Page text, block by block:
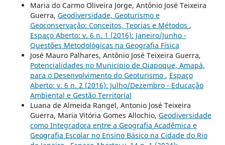
Maria do Carmo Oliveira Jorge, Antônio José Teixeira
Guerra, Geodiversidade, Geoturismo e
Geoconservação: Conceitos, Teorias e Métodos ,
Espaço Aberto: v. 6 n. 1 (2016): Janeiro/Junho -
Questões Metodológicas na Geografia Física
José Mauro Palhares, Antônio José Teixeira Guerra,
Potencialidades no Município de Oiapoque, Amapá,
para o Desenvolvimento do Geoturismo , Espaço
Aberto: v. 6 n. 2 (2016): Julho/Dezembro - Educação
Ambiental e Gestão Territorial
Luana de Almeida Rangel, Antonio José Teixeira
Guerra, Maria Vitória Gomes Allochio, Geodiversidade
como Integradora entre a Geografia Acadêmica e
Geografia Escolar no Ensino Básico na Cidade do Rio